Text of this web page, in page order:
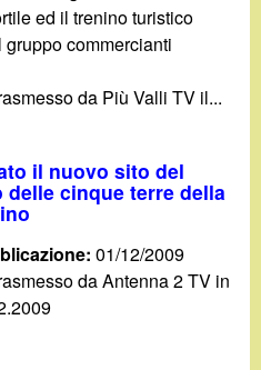
ed il trenino turistico
gruppo commercianti
da Più Valli TV il...
il nuovo sito del
delle cinque terre della
01/12/2009
da Antenna 2 TV in